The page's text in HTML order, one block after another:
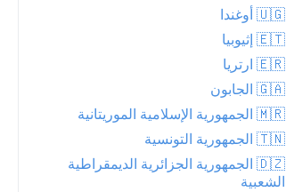
🇺🇬 أوغندا
🇪🇹 إثيوبيا
🇪🇷 ارتريا
🇬🇦 الجابون
🇲🇷 الجمهورية الإسلامية الموريتانية
🇹🇳 الجمهورية التونسية
🇩🇿 الجمهورية الجزائرية الديمقراطية
الشعبية